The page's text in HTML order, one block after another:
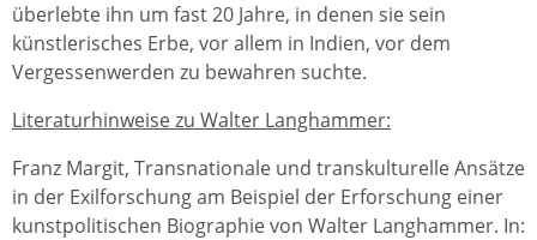
überlebte ihn um fast 20 Jahre, in denen sie sein
künstlerisches Erbe, vor allem in Indien, vor dem
Vergessenwerden zu bewahren suchte.
Literaturhinweise zu Walter Langhammer:
Franz Margit, Transnationale und transkulturelle Ansätze
in der Exilforschung am Beispiel der Erforschung einer
kunstpolitischen Biographie von Walter Langhammer. In: